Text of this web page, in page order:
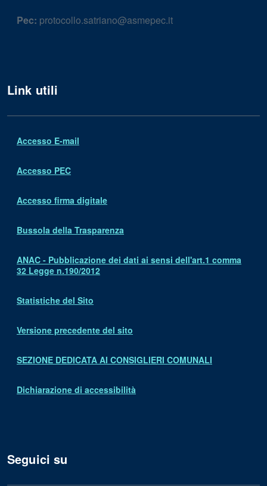
Pec: protocollo.satriano@asmepec.it
Link utili
Accesso E-mail
Accesso PEC
Accesso firma digitale
Bussola della Trasparenza
ANAC - Pubblicazione dei dati ai sensi dell'art.1 comma
32 Legge n.190/2012
Statistiche del Sito
Versione precedente del sito
SEZIONE DEDICATA AI CONSIGLIERI COMUNALI
Dichiarazione di accessibilità
Seguici su